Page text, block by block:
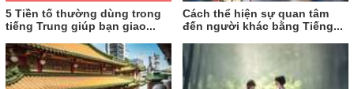
5 Tiền tố thường dùng trong
tiếng Trung giúp bạn giao...
Cách thể hiện sự quan tâm
đến người khác bằng Tiếng...